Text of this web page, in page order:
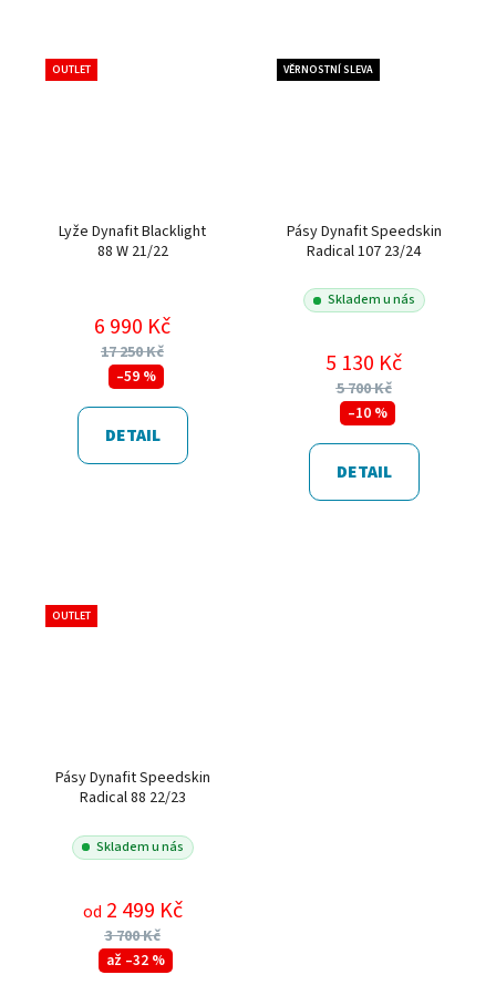
OUTLET
Lyže Dynafit Blacklight
88 W 21/22
6 990 Kč
17 250 Kč
–59 %
DETAIL
VĚRNOSTNÍ SLEVA
Pásy Dynafit Speedskin
Radical 107 23/24
Skladem u nás
5 130 Kč
5 700 Kč
–10 %
DETAIL
OUTLET
Pásy Dynafit Speedskin
Radical 88 22/23
Skladem u nás
od 2 499 Kč
3 700 Kč
až –32 %